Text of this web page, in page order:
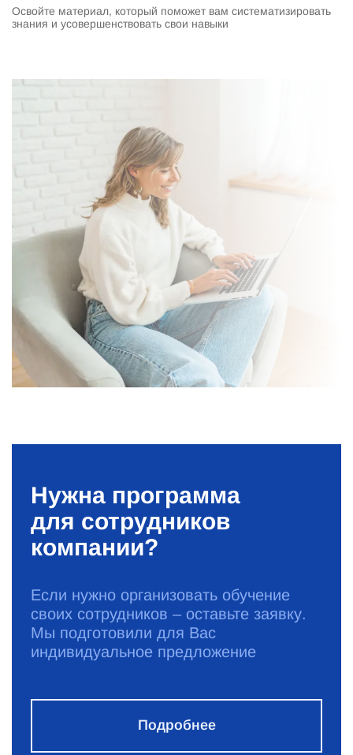
Освойте материал, который поможет вам систематизировать
знания и усовершенствовать свои навыки
Нужна программа
для сотрудников
компании?
Если нужно организовать обучение
своих сотрудников – оставьте заявку.
Мы подготовили для Вас
индивидуальное предложение
Подробнее